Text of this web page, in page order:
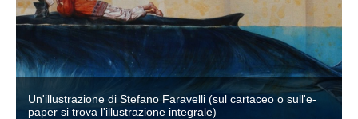
Un'illustrazione di Stefano Faravelli (sul cartaceo o sull'e-
paper si trova l'illustrazione integrale)